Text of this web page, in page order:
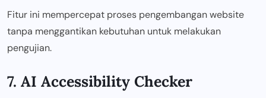
Fitur ini mempercepat proses pengembangan website
tanpa menggantikan kebutuhan untuk melakukan
pengujian.
7. AI Accessibility Checker